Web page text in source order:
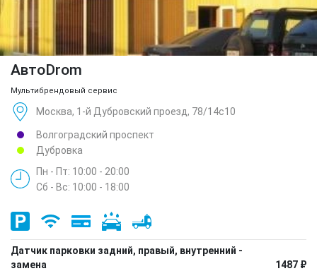
АвтоDrom
Мультибрендовый сервис
Москва, 1-й Дубровский проезд, 78/14с10
Волгоградский проспект
Дубровка
Пн - Пт: 10:00 - 20:00
Сб - Вс: 10:00 - 18:00
Датчик парковки задний, правый, внутренний -
замена
1487 ₽